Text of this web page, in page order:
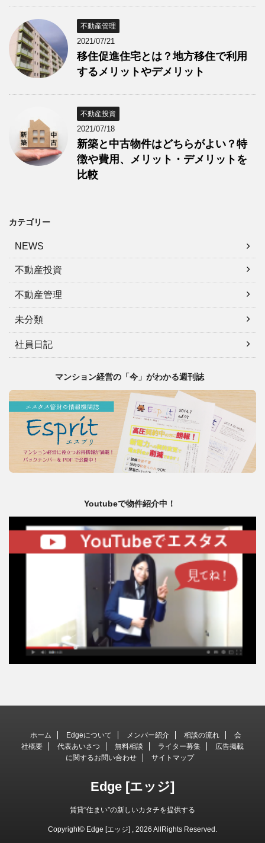
不動産管理
2021/07/21
移住促進住宅とは？地方移住で利用
するメリットやデメリット
不動産投資
2021/07/18
新築と中古物件はどちらがよい？特
徴や費用、メリット・デメリットを
比較
カテゴリー
NEWS
不動産投資
不動産管理
未分類
社員日記
マンション経営の「今」がわかる週刊誌
Youtubeで物件紹介中！
ホーム Edgeについて メンバー紹介 相談の流れ
会
社概要
代表あいさつ 無料相談 ライター募集
広告掲載
に関するお問い合わせ
サイトマップ
Edge [エッジ]
賃貸”住まい”の新しいカタチを提供する
Copyright© Edge [エッジ] , 2026 AllRights Reserved.